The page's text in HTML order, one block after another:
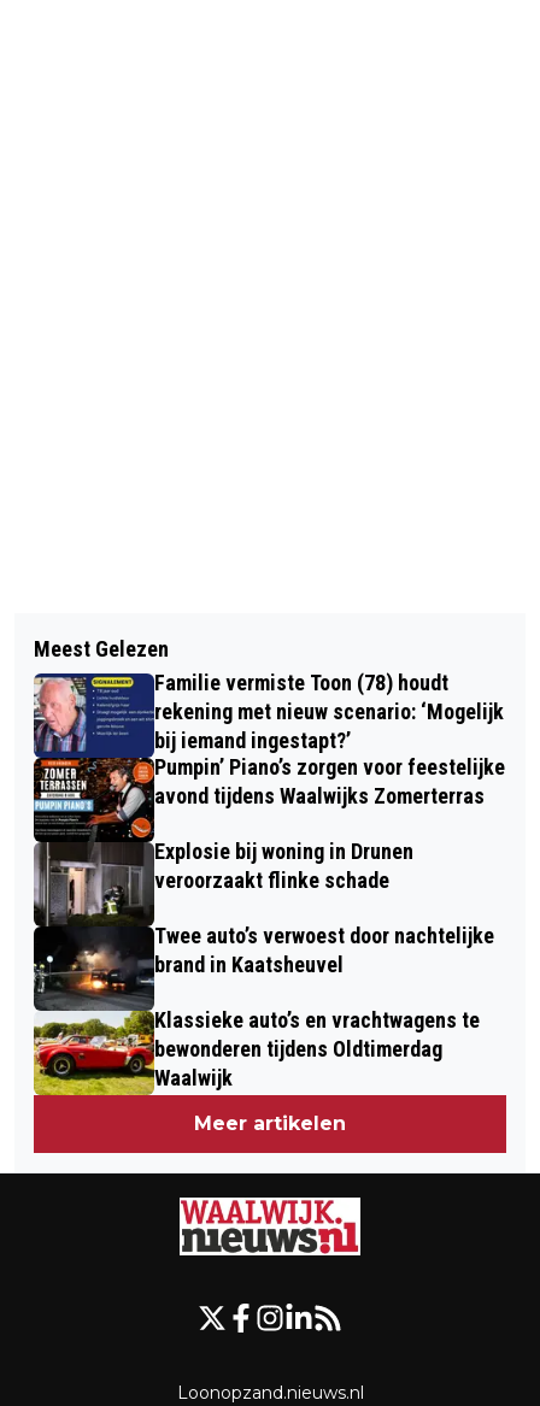
NIEUWE WATERTAPPUNTEN GEOPEND
IN WASPIK EN WAALWIJK
HERENBOEREN DE LANGSTRAAT
HEBBEN EEN SOK!
Meest Gelezen
Familie vermiste Toon (78) houdt
rekening met nieuw scenario: ‘Mogelijk
bij iemand ingestapt?’
Pumpin’ Piano’s zorgen voor feestelijke
avond tijdens Waalwijks Zomerterras
Explosie bij woning in Drunen
veroorzaakt flinke schade
Twee auto’s verwoest door nachtelijke
brand in Kaatsheuvel
Klassieke auto’s en vrachtwagens te
bewonderen tijdens Oldtimerdag
Waalwijk
Meer artikelen
Loonopzand.nieuws.nl